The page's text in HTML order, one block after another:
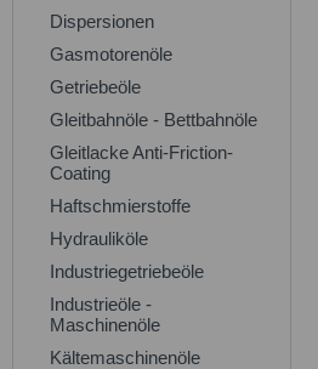
Dispersionen
Gasmotorenöle
Getriebeöle
Gleitbahnöle - Bettbahnöle
Gleitlacke Anti-Friction-
Coating
Haftschmierstoffe
Hydrauliköle
Industriegetriebeöle
Industrieöle -
Maschinenöle
Kältemaschinenöle